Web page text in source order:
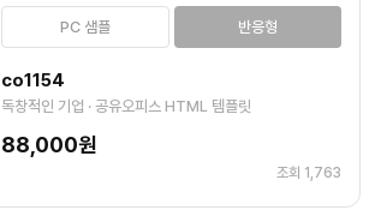
PC 샘플 반응형
co1154
독창적인 기업 · 공유오피스 HTML 템플릿
88,000원
조회 1,763